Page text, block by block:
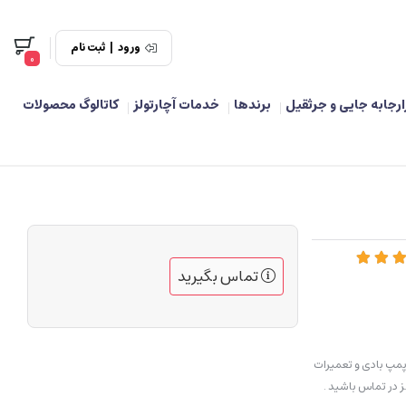
ورود | ثبت نام
0
جایی و جرثقیل برندها خدمات آچارتولز
کاتالوگ محصولات
بادی و تعمیرات
در تماس باشید .
تماس بگیرید